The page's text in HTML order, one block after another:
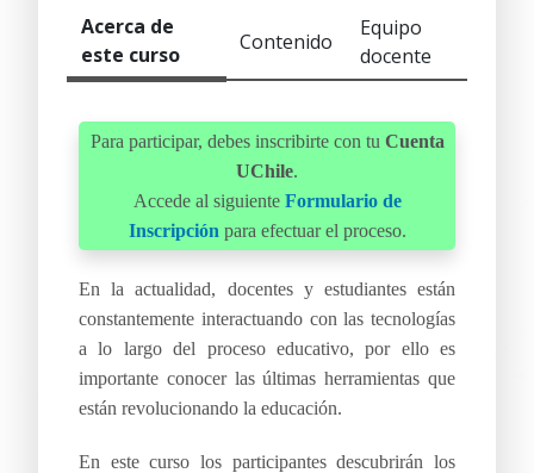
Acerca de
este curso
Contenido
Equipo
docente
Para participar, debes inscribirte con tu Cuenta
UChile.
Accede al siguiente Formulario de
Inscripción para efectuar el proceso.
En la actualidad, docentes y estudiantes están
constantemente interactuando con las tecnologías
a lo largo del proceso educativo, por ello es
importante conocer las últimas herramientas que
están revolucionando la educación.
En este curso los participantes descubrirán los